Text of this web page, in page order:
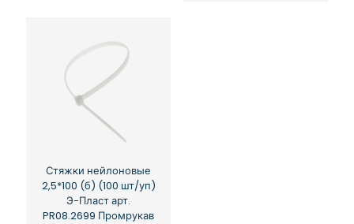
Стяжки нейлоновые
2,5*100 (б) (100 шт/уп)
Э-Пласт арт.
PR08.2699 Промрукав